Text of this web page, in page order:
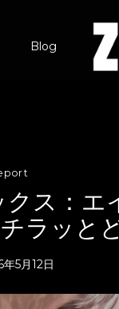
Blog
ス：エ
ラッと
5月12日